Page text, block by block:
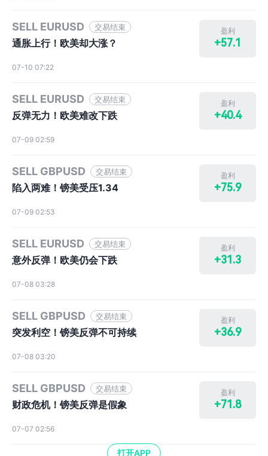
SELL EURUSD 交易结束
通胀上行！欧美却大涨？
盈利
+57.1
07-10 07:22
SELL EURUSD 交易结束
反弹无力！欧美难改下跌
盈利
+40.4
07-09 02:59
SELL GBPUSD 交易结束
陷入两难！镑美受压1.34
盈利
+75.9
07-09 02:53
SELL EURUSD 交易结束
意外反弹！欧美仍会下跌
盈利
+31.3
07-08 03:28
SELL GBPUSD 交易结束
突发利空！镑美反弹不可持续
盈利
+36.9
07-08 03:20
SELL GBPUSD 交易结束
财政危机！镑美反弹是假象
盈利
+71.8
07-07 02:56
打开APP